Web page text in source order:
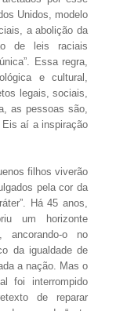
Unidos, modelo
a abolição da
de leis raciais
Essa regra,
e cultural,
legais, sociais,
as pessoas são,
Eis aí a inspiração
filhos viverão
pela cor da
Há 45 anos,
um horizonte
ancorando-o no
da igualdade de
a nação. Mas o
foi interrompido
de reparar